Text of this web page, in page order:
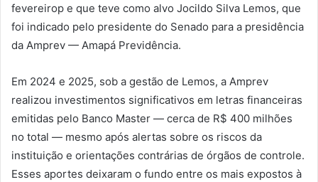
fevereirop e que teve como alvo Jocildo Silva Lemos, que
foi indicado pelo presidente do Senado para a presidência
da Amprev — Amapá Previdência.
Em 2024 e 2025, sob a gestão de Lemos, a Amprev
realizou investimentos significativos em letras financeiras
emitidas pelo Banco Master — cerca de R$ 400 milhões
no total — mesmo após alertas sobre os riscos da
instituição e orientações contrárias de órgãos de controle.
Esses aportes deixaram o fundo entre os mais expostos à